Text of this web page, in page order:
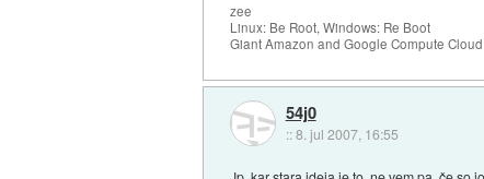
zee
Linux: Be Root, Windows: Re Boot
Giant Amazon and Google Compute
54j0
::8. jul 2007, 16:55